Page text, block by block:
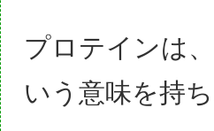
プロテインは
いう意味を持